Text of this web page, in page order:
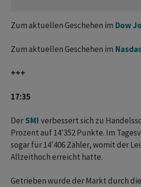
Zum aktuellen Geschehen im Dow
Zum aktuellen Geschehen im
+++
17:35
Der SMI verbessert sich zu
Prozent auf 14'352 Punkte. Im
sogar für 14'406 Zähler, womit der
Allzeithoch erreicht hatte.
Getrieben wurde der Markt durch